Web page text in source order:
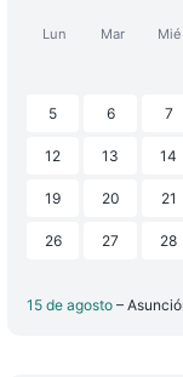
Lun Mar Mié
5 6 7
12 13 14
19 20 21
26 27 28
15 de agosto –